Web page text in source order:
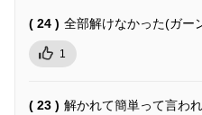
( 24 ) 全部解けなかった(ガー
1
( 23 ) 解かれて簡単って言わ